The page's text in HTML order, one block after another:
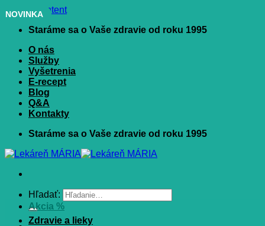
Skip to content
Staráme sa o Vaše zdravie od roku 1995
O nás
Služby
Vyšetrenia
E-recept
Blog
Q&A
Kontakty
Staráme sa o Vaše zdravie od roku 1995
Hľadať:
Akcia %
Zdravie a lieky
NOVINKA